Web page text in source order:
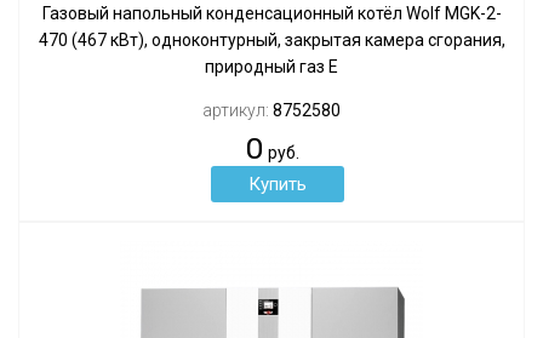
Газовый напольный конденсационный котёл Wolf MGK-2-
470 (467 кВт), одноконтурный, закрытая камера сгорания,
природный газ Е
артикул: 8752580
0 руб.